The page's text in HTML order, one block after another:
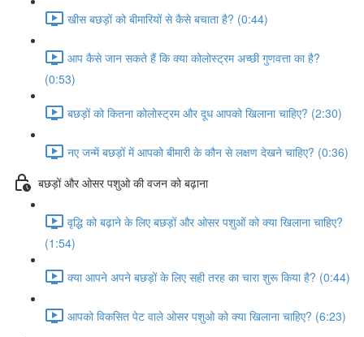
खीस बछड़ों को बीमारियों से कैसे बचाता है? (0:44)
आप कैसे जान सकते हैं कि क्या कोलोस्ट्रम अच्छी गुणवत्ता का है?
(0:53)
बछड़ों को कितना कोलोस्ट्रम और दूध आपको खिलाना चाहिए? (2:30)
नए जन्में बछड़ों में आपको बीमारी के कौन से लक्षण देखने चाहिए? (0:36)
बछड़ों और ओसर पशुओ की वजन को बढ़ाना
वृद्धि को बढ़ाने के लिए बछड़ों और ओसर पशुओं को क्या खिलाना चाहिए?
(1:54)
क्या आपने अपने बछड़ों के लिए सही तरह का चारा शुरू किया है? (0:44)
आपको विकसित पेट वाले ओसर पशुओ को क्या खिलाना चाहिए? (6:23)